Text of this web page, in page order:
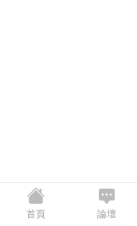
首頁 論壇